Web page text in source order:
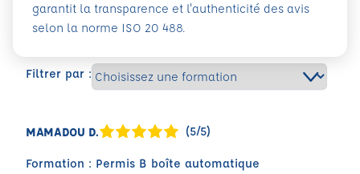
Filtrer par :
MAMADOU D. (5/5)
Formation : Permis B boîte automatique
garantit la transparence et l'authenticité des avis
selon la norme ISO 20 488.